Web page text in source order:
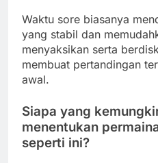
Waktu sore biasanya
yang stabil dan
menyaksikan serta
membuat pertandingan
awal.
Siapa yang
menentukan
seperti ini?